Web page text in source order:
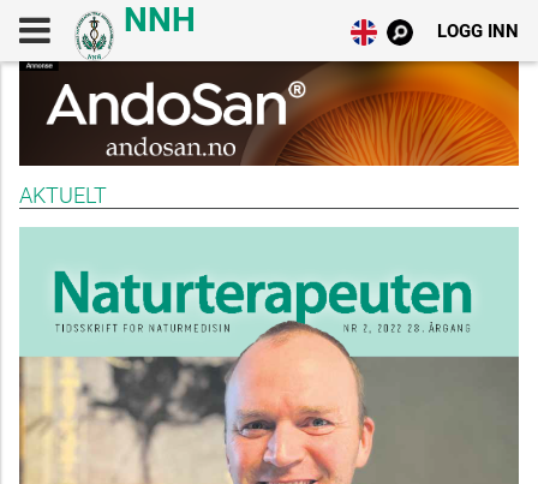
LOGG INN
AKTUELT